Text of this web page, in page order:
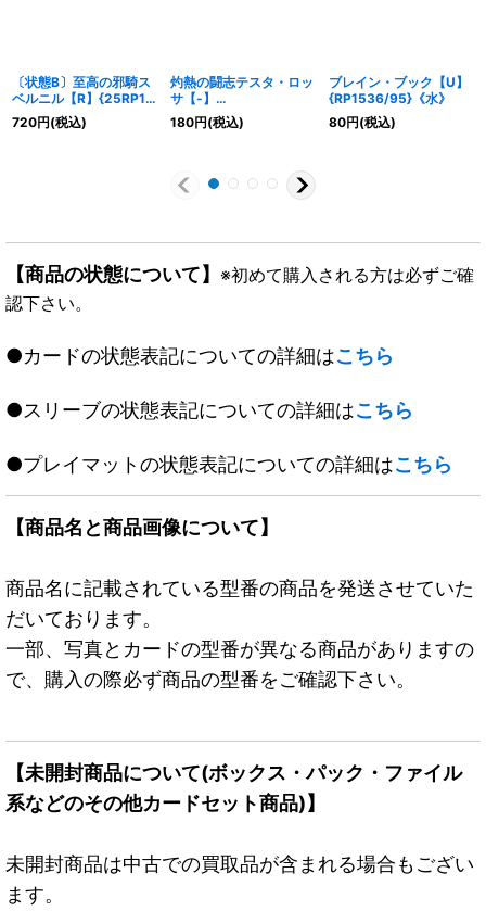
〔状態B〕至高の邪騎ス
ベルニル【R】{25RP1
秘17/秘24}《闇》
720円(税込)
灼熱の闘志テスタ・ロッ
サ【-】
{22RP2TF4/TF20}
《多》
180円(税込)
ブレイン・ブック【U】
{RP1536/95}《水》
80円(税込)
【商品の状態について】 ※初めて購入される方は必ずご確
認下さい。
●カードの状態表記についての詳細はこちら
●スリーブの状態表記についての詳細はこちら
●プレイマットの状態表記についての詳細はこちら
【商品名と商品画像について】
商品名に記載されている型番の商品を発送させていた
だいております。
一部、写真とカードの型番が異なる商品がありますの
で、購入の際必ず商品の型番をご確認下さい。
【未開封商品について(ボックス・パック・ファイル
系などのその他カードセット商品)】
未開封商品は中古での買取品が含まれる場合もござい
ます。